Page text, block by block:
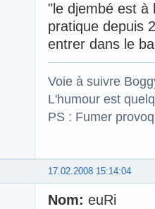
"le djembé est à
pratique depuis
entrer dans le
Voie à suivre
L'humour est
PS : Fumer
17.02.2008 15:14:04
Nom: euRi